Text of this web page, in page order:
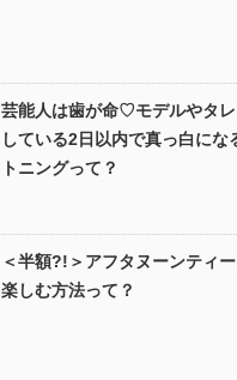
芸能人は歯が命♡モデルやタ
している2日以内で真っ白にな
トニングって？
＜半額?!＞アフタヌーンティ
楽しむ方法って？